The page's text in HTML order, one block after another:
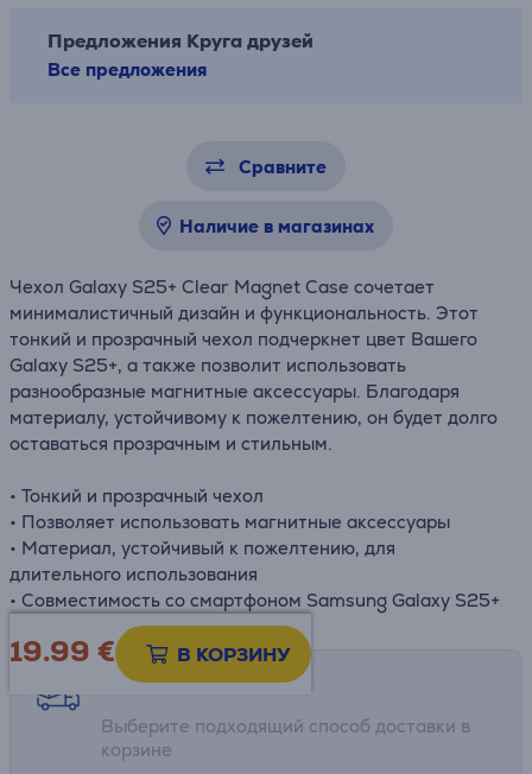
Предложения Круга друзей
Все предложения
Сравните
Наличие в магазинах
Чехол Galaxy S25+ Clear Magnet Case сочетает
минималистичный дизайн и функциональность. Этот
тонкий и прозрачный чехол подчеркнет цвет Вашего
Galaxy S25+, а также позволит использовать
разнообразные магнитные аксессуары. Благодаря
материалу, устойчивому к пожелтению, он будет долго
оставаться прозрачным и стильным.
• Тонкий и прозрачный чехол
• Позволяет использовать магнитные аксессуары
• Материал, устойчивый к пожелтению, для
длительного использования
• Совместимость со смартфоном Samsung Galaxy S25+
19.99 € В КОРЗИНУ
Возможности доставки
Выберите подходящий способ доставки в
корзине